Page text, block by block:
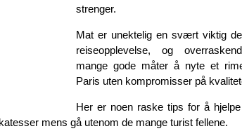
strenger.
Mat er unektelig en svært viktig
reiseopplevelse, og
mange gode måter å nyte et
Paris uten kompromisser på
Her er noen raske tips for å
mens gå utenom de mange turist fellene.